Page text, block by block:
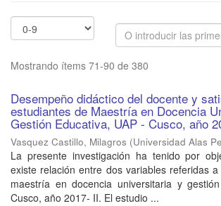
Mostrando ítems 71-90 de 380
Desempeño didáctico del docente y
estudiantes de Maestría en Docencia
Gestión Educativa, UAP - Cusco, año
Vasquez Castillo, Milagros (Universidad Alas
La presente investigación ha tenido por
existe relación entre dos variables referidas
maestría en docencia universitaria y
Cusco, año 2017- II. El estudio ...